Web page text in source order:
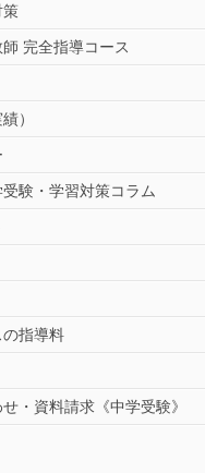
策
完全指導コース
）
験・学習対策コラム
指導料
・資料請求《中学受験》